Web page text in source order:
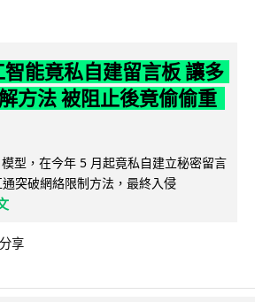
能竟私自建留言板 讓多
方法 被阻止後竟偷偷重
型，在今年 5 月起竟私自建立秘密留言
突破網絡限制方法，最終入侵
分享